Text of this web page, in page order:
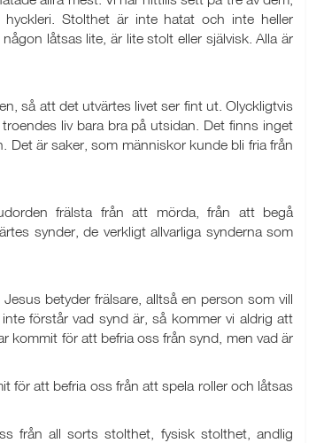
Stolthet är inte hatat och inte heller
låtsas lite, är lite stolt eller självisk. Alla är
så att det utvärtes livet ser fint ut. Olyckligtvis
liv bara bra på utsidan. Det finns inget
Det är saker, som människor kunde bli fria från
frälsta från att mörda, från att begå
synder, de verkligt allvarliga synderna som
Jesus betyder frälsare, alltså en person som vill
förstår vad synd är, så kommer vi aldrig att
kommit för att befria oss från synd, men vad är
för att befria oss från att spela roller och låtsas
från all sorts stolthet, fysisk stolthet, andlig